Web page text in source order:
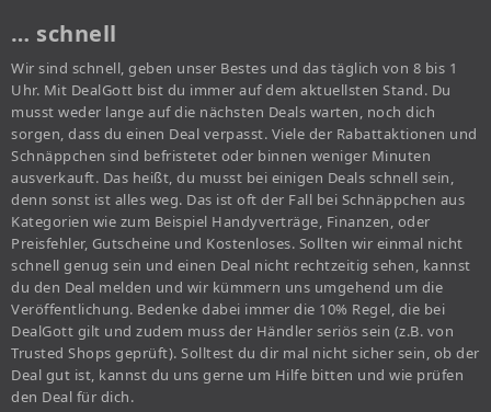
… schnell
Wir sind schnell, geben unser Bestes und das täglich von 8 bis 1
Uhr. Mit DealGott bist du immer auf dem aktuellsten Stand. Du
musst weder lange auf die nächsten Deals warten, noch dich
sorgen, dass du einen Deal verpasst. Viele der Rabattaktionen und
Schnäppchen sind befristetet oder binnen weniger Minuten
ausverkauft. Das heißt, du musst bei einigen Deals schnell sein,
denn sonst ist alles weg. Das ist oft der Fall bei Schnäppchen aus
Kategorien wie zum Beispiel Handyverträge, Finanzen, oder
Preisfehler, Gutscheine und Kostenloses. Sollten wir einmal nicht
schnell genug sein und einen Deal nicht rechtzeitig sehen, kannst
du den Deal melden und wir kümmern uns umgehend um die
Veröffentlichung. Bedenke dabei immer die 10% Regel, die bei
DealGott gilt und zudem muss der Händler seriös sein (z.B. von
Trusted Shops geprüft). Solltest du dir mal nicht sicher sein, ob der
Deal gut ist, kannst du uns gerne um Hilfe bitten und wie prüfen
den Deal für dich.